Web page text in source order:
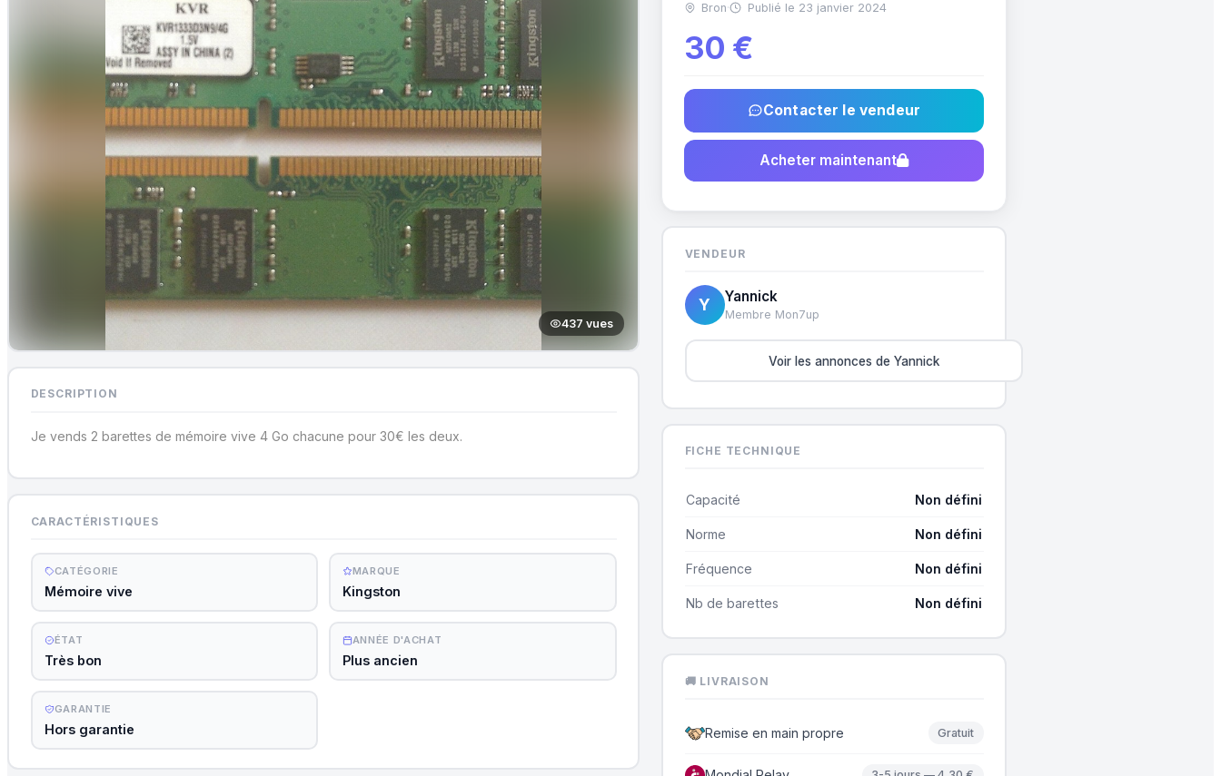
437 vues
DESCRIPTION
Je vends 2 barettes de mémoire vive 4 Go chacune pour 30€ les deux.
CARACTÉRISTIQUES
CATÉGORIE
Mémoire vive
MARQUE
Kingston
ÉTAT
Très bon
ANNÉE D'ACHAT
Plus ancien
GARANTIE
Hors garantie
Bron· Publié le 23 janvier 2024
30 €
Contacter le vendeur
Acheter maintenant
VENDEUR
Y Yannick
Membre Mon7up
Voir les annonces de Yannick
FICHE TECHNIQUE
Capacité Non défini
Norme Non défini
Fréquence Non défini
Nb de barettes Non défini
🚚 LIVRAISON
Remise en main propre Gratuit